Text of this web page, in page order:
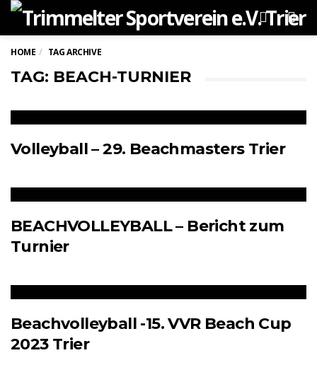
HOME TAG ARCHIVE
TAG: BEACH-TURNIER
Volleyball – 29. Beachmasters Trier
BEACHVOLLEYBALL – Bericht zum
Turnier
Beachvolleyball -15. VVR Beach Cup
2023 Trier